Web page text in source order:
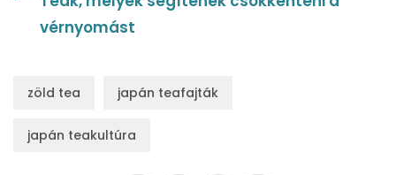
vérnyomást
zöld tea japán teafajták
japán teakultúra